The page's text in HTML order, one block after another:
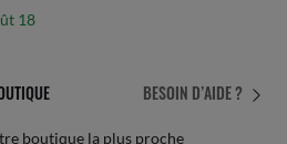
18
BESOIN D’AIDE ?
boutique la plus proche